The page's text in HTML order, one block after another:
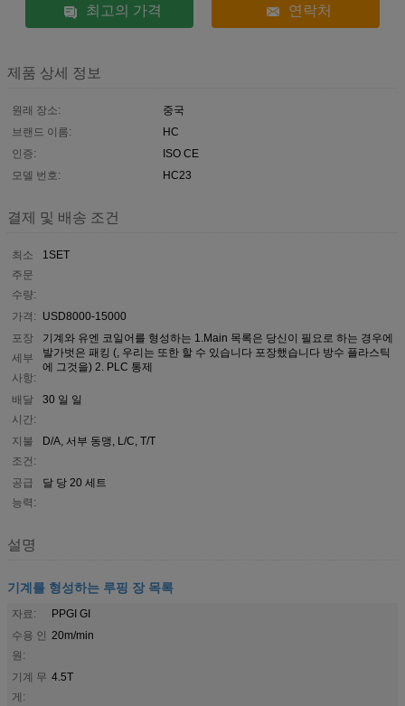
최고의 가격 연락처
제품 상세 정보
원래 장소:
중국
브랜드 이름:
HC
인증:
ISO CE
모델 번호:
HC23
결제 및 배송 조건
최소
주문
수량:
1SET
가격:
USD8000-15000
포장
세부
사항:
기계와 유엔 코일어를 형성하는 1.Main 목록은 당신이 필요로 하는 경우에
발가벗은 패킹 (, 우리는 또한 할 수 있습니다 포장했습니다 방수 플라스틱
에 그것을) 2. PLC 통제
배달
시간:
30 일 일
지불
조건:
D/A, 서부 동맹, L/C, T/T
공급
능력:
달 당 20 세트
설명
기계를 형성하는 루핑 장 목록
자료:
PPGI GI
수용 인
원:
20m/min
기계 무
게:
4.5T